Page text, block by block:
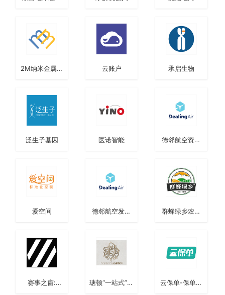
2M纳米金属网
云账户 承启生物
泛生子基因 医诺智能
德邻航空资产
爱空间
德邻航空发动
群蜂绿乡农旅
赛事之窗:
瑭顿“一站式”婚
云保单-保单智